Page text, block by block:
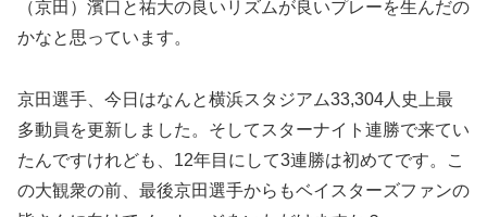
（京田）濱口と祐大の良いリズムが良いプレーを生んだの
かなと思っています。
京田選手、今日はなんと横浜スタジアム33,304人史上最
多動員を更新しました。そしてスターナイト連勝で来てい
たんですけれども、12年目にして3連勝は初めてです。こ
の大観衆の前、最後京田選手からもベイスターズファンの